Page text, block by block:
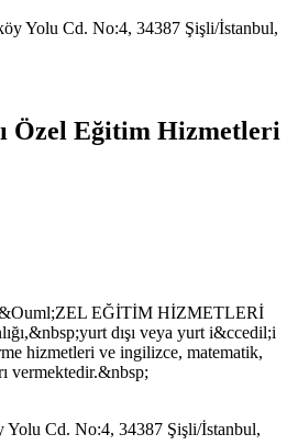
Yolu Cd. No:4, 34387 Şişli/İstanbul,
Özel Eğitim Hizmetleri
EĞİTİM HİZMETLERİ
dışı veya yurt i&ccedil;i
hizmetleri ve ingilizce, matematik,
vermektedir.&nbsp;
Cd. No:4, 34387 Şişli/İstanbul,